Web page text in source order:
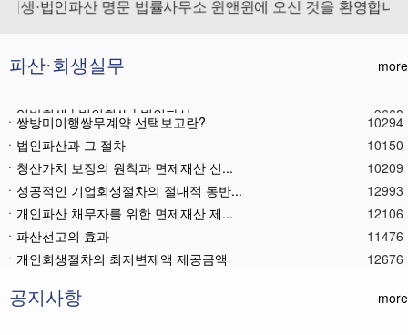
·법인파산 명문 법률사무소 윈앤윈에 오신 것을 환영합니다.
파산·회생실무 more
ㆍ쌍방미이행쌍무계약 선택보고란?
10294
ㆍ법인파산과 그 절차
10150
ㆍ청산가치 보장의 원칙과 면제재산 신...
10209
ㆍ성공적인 기업회생절차의 절대적 동반...
12993
ㆍ개인파산 채무자를 위한 면제재산 제...
12106
ㆍ파산선고의 효과
11476
ㆍ 개인회생절차의 최저변제액 제공금액
12676
ㆍ기업회생제도와 기업파산제도
11621
공지사항 more